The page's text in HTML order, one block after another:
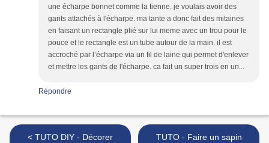
une écharpe bonnet comme la tienne. je voulais avoir des
gants attachés à l'écharpe. ma tante a donc fait des mitaines
en faisant un rectangle plié sur lui meme avec un trou pour le
pouce et le rectangle est un tube autour de la main. il est
accroché par l’écharpe via un fil de laine qui permet d'enlever
et mettre les gants de l'écharpe. ca fait un super trois en un...
Répondre
< TUTO DIY - Décorer
TUTO - Faire un sapin